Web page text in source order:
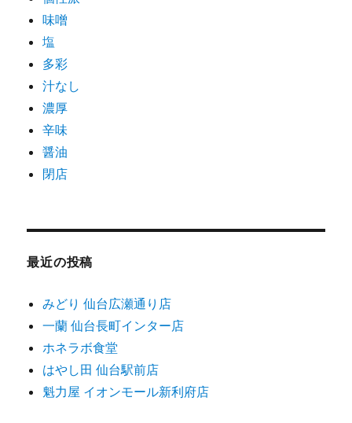
味噌
塩
多彩
汁なし
濃厚
辛味
醤油
閉店
最近の投稿
みどり 仙台広瀬通り店
一蘭 仙台長町インター店
ホネラボ食堂
はやし田 仙台駅前店
魁力屋 イオンモール新利府店